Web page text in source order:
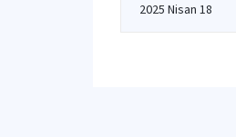
2025 Nisan 18